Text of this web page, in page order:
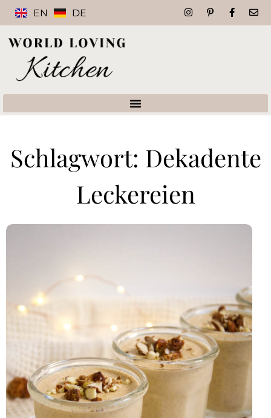
EN DE
Schlagwort: Dekadente
Leckereien